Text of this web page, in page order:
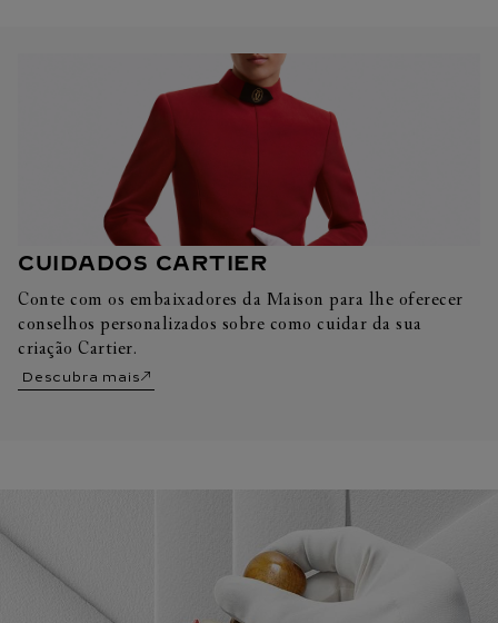
CUIDADOS CARTIER
Conte com os embaixadores da Maison para lhe oferecer
conselhos personalizados sobre como cuidar da sua
criação Cartier.
Descubra mais